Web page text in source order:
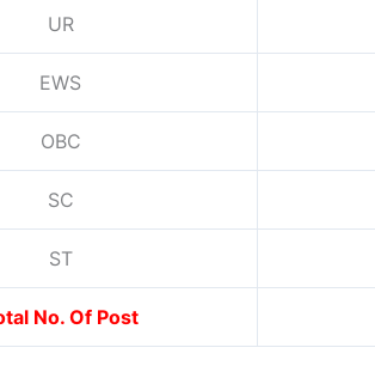
UR
EWS
OBC
SC
ST
No. Of Post